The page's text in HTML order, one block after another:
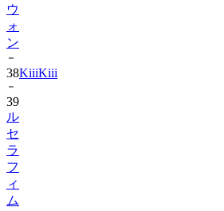
ウ
ォ
ン
38KiiiKiii
39
ル
セ
ラ
フ
ィ
ム